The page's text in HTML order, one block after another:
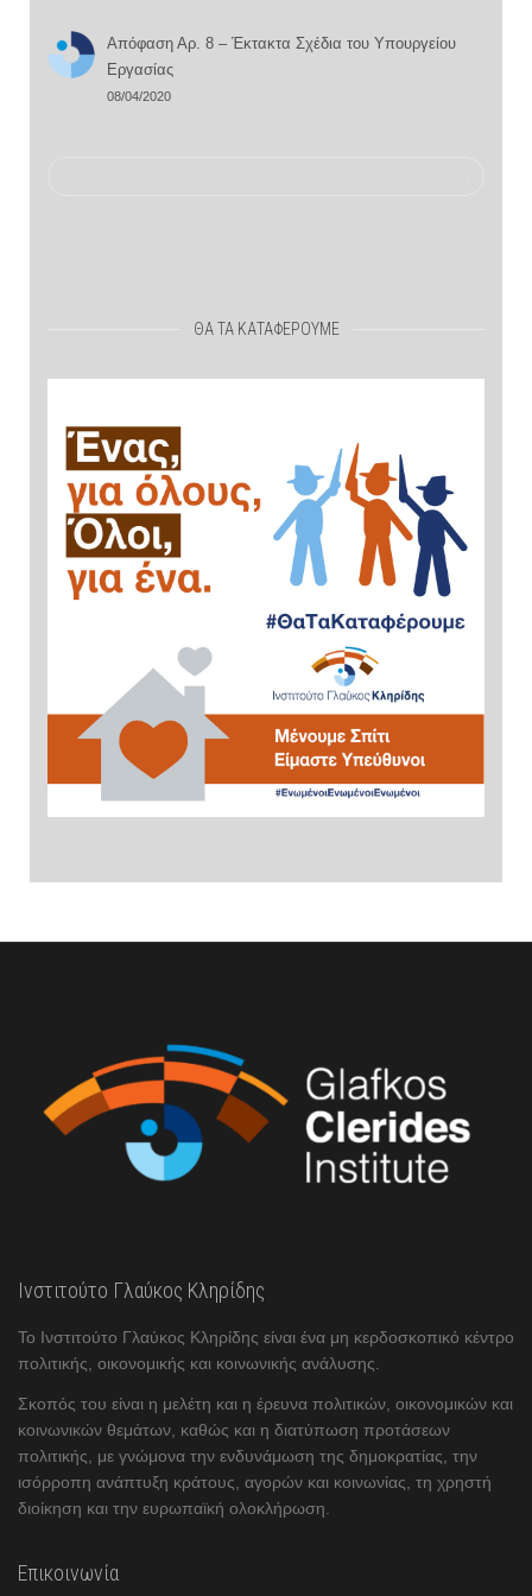
Απόφαση Αρ. 8 – Έκτακτα Σχέδια του Υπουργείου
Εργασίας
08/04/2020
ΘΑ ΤΑ ΚΑΤΑΦΕΡΟΥΜΕ
Ινστιτούτο Γλαύκος Κληρίδης
Το Ινστιτούτο Γλαύκος Κληρίδης είναι ένα μη κερδοσκοπικό κέντρο
πολιτικής, οικονομικής και κοινωνικής ανάλυσης.
Σκοπός του είναι η μελέτη και η έρευνα πολιτικών, οικονομικών και
κοινωνικών θεμάτων, καθώς και η διατύπωση προτάσεων
πολιτικής, με γνώμονα την ενδυνάμωση της δημοκρατίας, την
ισόρροπη ανάπτυξη κράτους, αγορών και κοινωνίας, τη χρηστή
διοίκηση και την ευρωπαϊκή ολοκλήρωση.
Επικοινωνία